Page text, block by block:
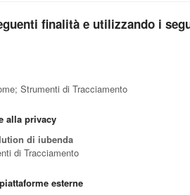
finalità e utilizzando i
Strumenti di Tracciamento
alla privacy
di iubenda
di Tracciamento
esterne